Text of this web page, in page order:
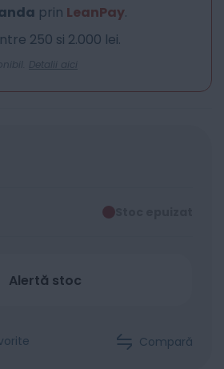
prin LeanPay.
250 si 2.000 lei.
Detalii aici
Alertă stoc
Compară